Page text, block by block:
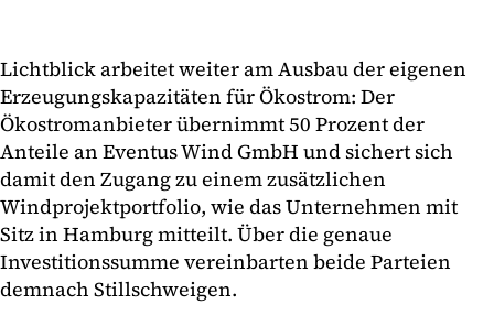
Lichtblick arbeitet weiter am Ausbau der eigenen
Erzeugungskapazitäten für Ökostrom: Der
Ökostromanbieter übernimmt 50 Prozent der
Anteile an Eventus Wind GmbH und sichert sich
damit den Zugang zu einem zusätzlichen
Windprojektportfolio, wie das Unternehmen mit
Sitz in Hamburg mitteilt. Über die genaue
Investitionssumme vereinbarten beide Parteien
demnach Stillschweigen.